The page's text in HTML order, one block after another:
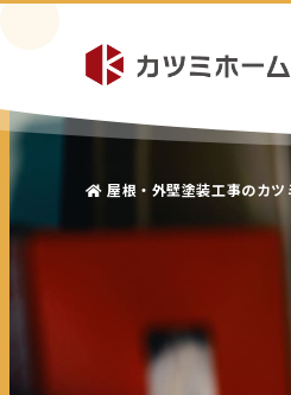
屋根・外壁塗装工事のカツ